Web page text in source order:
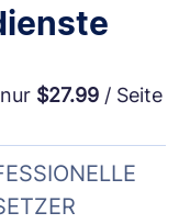
$27.99/ Seite